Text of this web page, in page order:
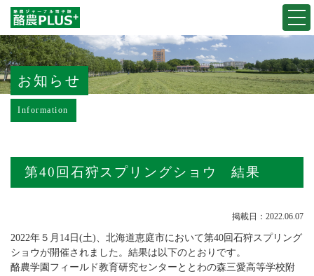
お知らせ
Information
第40回石狩スプリングショウ 結果
掲載日：2022.06.07
2022年５月14日(土)、北海道恵庭市において第40回石狩スプリング
ショウが開催されました。結果は以下のとおりです。
酪農学園フィールド教育研究センターととわの森三愛高等学校附